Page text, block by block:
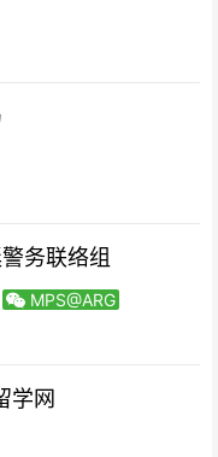
务联络组
MPS@ARG
学网